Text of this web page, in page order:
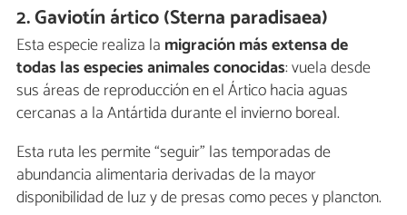
2. Gaviotín ártico (Sterna paradisaea)
Esta especie realiza la migración más extensa de
todas las especies animales conocidas: vuela desde
sus áreas de reproducción en el Ártico hacia aguas
cercanas a la Antártida durante el invierno boreal.
Esta ruta les permite “seguir” las temporadas de
abundancia alimentaria derivadas de la mayor
disponibilidad de luz y de presas como peces y plancton.